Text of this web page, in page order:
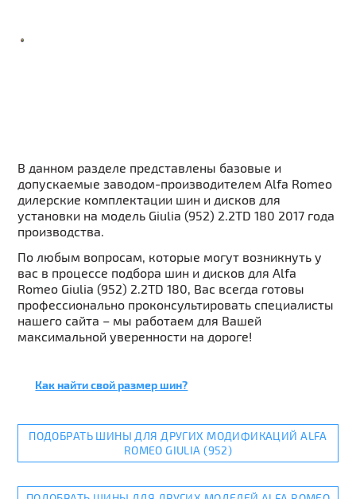
В данном разделе представлены базовые и
допускаемые заводом-производителем Alfa Romeo
дилерские комплектации шин и дисков для
установки на модель Giulia (952) 2.2TD 180 2017 года
производства.
По любым вопросам, которые могут возникнуть у
вас в процессе подбора шин и дисков для Alfa
Romeo Giulia (952) 2.2TD 180, Вас всегда готовы
профессионально проконсультировать специалисты
нашего сайта – мы работаем для Вашей
максимальной уверенности на дороге!
Как найти свой размер шин?
ПОДОБРАТЬ ШИНЫ ДЛЯ ДРУГИХ МОДИФИКАЦИЙ ALFA
ROMEO GIULIA (952)